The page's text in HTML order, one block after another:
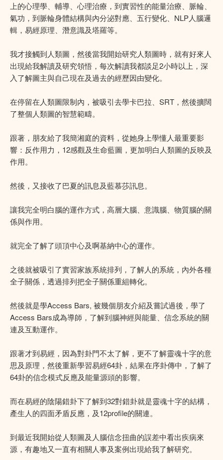
上的心理學、輔導、心理治療，到實習性的能量治療、脈輪、
氣功，到脈輪身體結構與內分泌對應、五行變化、NLP人腦邏
輯，易經原理、潛意識及塔羅等。
我才接觸到人類圖，然後當我開始研究人類圖時，就有好來人
出現給我解讀及研究領悟，每次解讀我都談足2小時以上，深
入了解圖主與自己現在及過去的經歷因由變化。
在停留在人類圖限制內，被吸引去學卡巴拉、SRT，然後擴闊
了整個人類圖的智慧範疇。
跟著，朋友給了我簡湘庭的資料，從她身上學懂人最重要影
響：反作用力，12感觀及生命藍圖，更加明白人類圖的反映及
作用。
然後，又接收了巴夏的訊息及藍慕莎訊息。
讓我完全明白腦的運作方式，高層大腦、意識腦、物質腦的關
係與作用。
就完全了解了頭頂中心及啊基納中心的運作。
之後就被吸引了實習家族系統排列，了解人的系統，內外各種
全子關係，透過排列把全子關係重組轉化。
然後就是學Access Bars, 被幾個朋友介紹及嘗試過後，學了
Access Bars成為導師，了解到腦神經與能量、信念系統的關
連及互動運作。
跟著才到易經，因為對卦門不太了解，更不了解靈魂十字的意
思及原理，然後重新學習易經64卦，結果在序卦傳中，了解了
64卦的信念模式反應及能量源頭的影響。
而在易經的陰陽錯卦下了解到32對錯卦就是靈魂十字的結構，
產生人的四面矛盾反應，及12profile的關連。
到最近我開始從人類圖及人腦信念扭曲的誤差中看出疾病來
源，有趣地又一直有相關人事及案例出現給我了解研究。